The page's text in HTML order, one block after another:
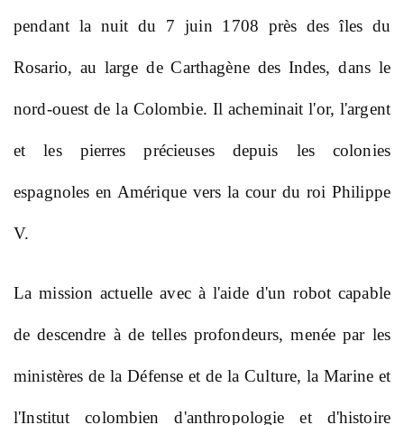
pendant la nuit du 7 juin 1708 près des îles du
Rosario, au large de Carthagène des Indes, dans le
nord-ouest de la Colombie. Il acheminait l'or, l'argent
et les pierres précieuses depuis les colonies
espagnoles en Amérique vers la cour du roi Philippe
V.
La mission actuelle avec à l'aide d'un robot capable
de descendre à de telles profondeurs, menée par les
ministères de la Défense et de la Culture, la Marine et
l'Institut colombien d'anthropologie et d'histoire